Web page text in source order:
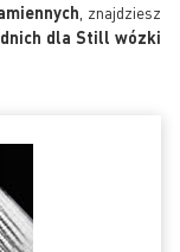
, znajdziesz
dla Still wózki